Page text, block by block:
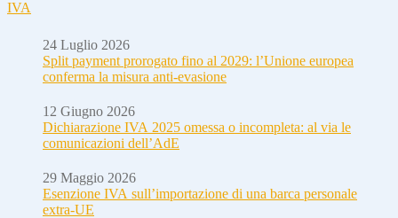
IVA
24 Luglio 2026
Split payment prorogato fino al 2029: l’Unione europea
conferma la misura anti-evasione
12 Giugno 2026
Dichiarazione IVA 2025 omessa o incompleta: al via le
comunicazioni dell’AdE
29 Maggio 2026
Esenzione IVA sull’importazione di una barca personale
extra-UE